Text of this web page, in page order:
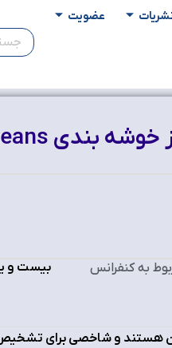
عضویت
بیست و به کنفرانس
هستند و شاخصی برای